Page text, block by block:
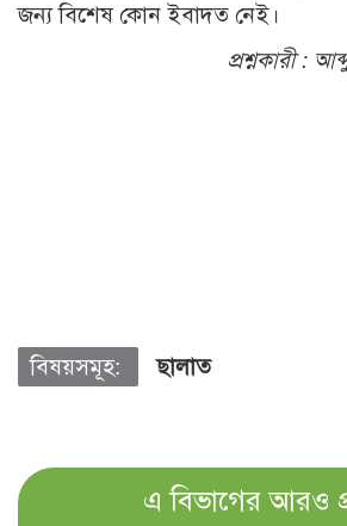
জন্য বিশেষ কোন ইবাদত নেই।
প্রশ্নকারী :
বিষয়সমূহ: ছালাত
এ বিভাগের আরও